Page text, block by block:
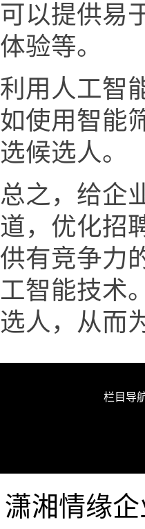
可以提供易
体验等。
利用人工智
如使用智能
选候选人。
总之，给企
道，优化招
供有竞争力
工智能技术
选人，从而
栏目导
潇湘情缘企